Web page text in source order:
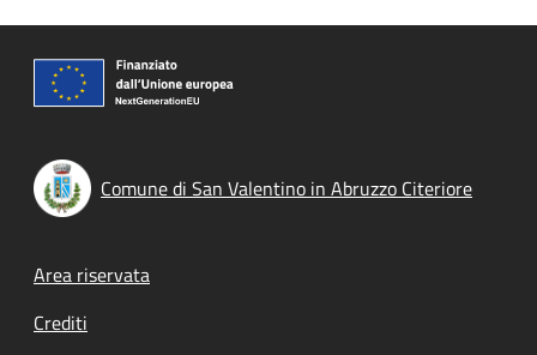
Comune di San Valentino in Abruzzo Citeriore
Footer menu
Area riservata
Crediti